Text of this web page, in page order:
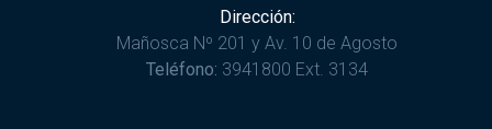
Dirección:
Mañosca Nº 201 y Av. 10 de Agosto
Teléfono: 3941800 Ext. 3134